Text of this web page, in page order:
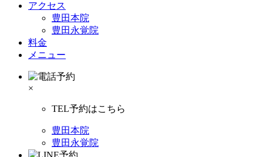
アクセス
豊田本院
豊田永覚院
料金
メニュー
×
TEL予約はこちら
豊田本院
豊田永覚院